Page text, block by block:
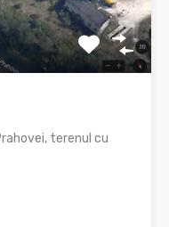
terenul cu